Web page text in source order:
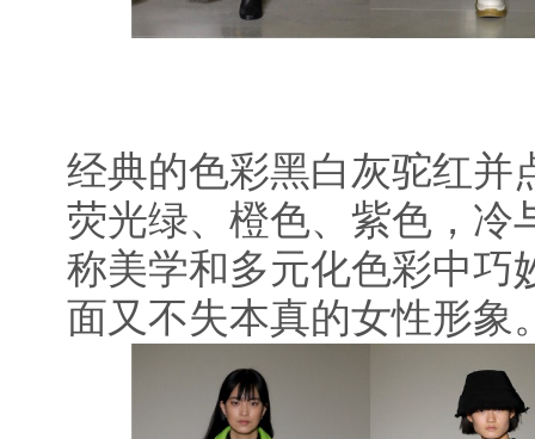
经典的色彩黑白灰驼红并
荧光绿、橙色、紫色，冷
称美学和多元化色彩中巧
面又不失本真的女性形象